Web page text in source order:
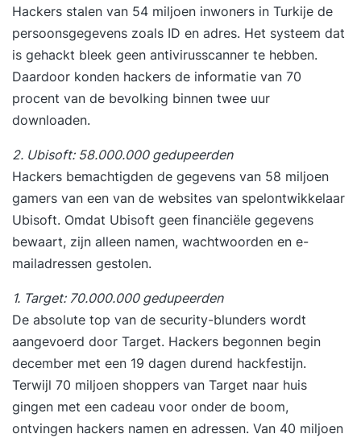
Voor IT & non-IT teams * Onze trainers zijn ook
coaches in de praktijk * We maken theorie
praktisch * We werken in kleine groepen
Programma * Scrum theorie leren in interactieve
werkvormen (rollen / meetings / artifacten) *
Scrum ervaren in een uitgebreide simulatie * De
faciliteren / opleiden / impediments)
Kwaliteitsgarantie * Meer dan 10.000 deelnemers
getraind * 1.000 recensies met een 8.6 gemiddeld
op Springest * Niet goed geld terug Enthousiast?
Schrijf je in, download de brochure of neem
contact met ons op!
Hackers stalen van 54 miljoen inwoners in Turkije de
persoonsgegevens zoals ID en adres. Het systeem dat
is gehackt bleek geen antivirusscanner te hebben.
Daardoor konden hackers de informatie van 70
procent van de bevolking binnen twee uur
downloaden.
2. Ubisoft: 58.000.000 gedupeerden
Hackers bemachtigden de gegevens van 58 miljoen
gamers van een van de websites van spelontwikkelaar
Ubisoft. Omdat Ubisoft geen financiële gegevens
bewaart, zijn alleen namen, wachtwoorden en e-
mailadressen gestolen.
1. Target: 70.000.000 gedupeerden
De absolute top van de security-blunders wordt
aangevoerd door Target. Hackers begonnen begin
december met een 19 dagen durend hackfestijn.
Terwijl 70 miljoen shoppers van Target naar huis
gingen met een cadeau voor onder de boom,
ontvingen hackers namen en adressen. Van 40 miljoen